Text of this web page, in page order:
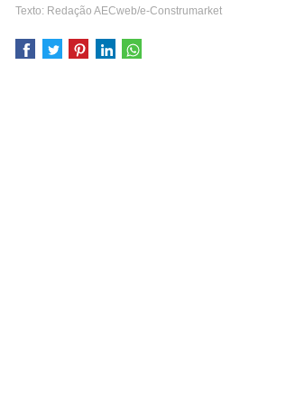
Texto: Redação AECweb/e-Construmarket